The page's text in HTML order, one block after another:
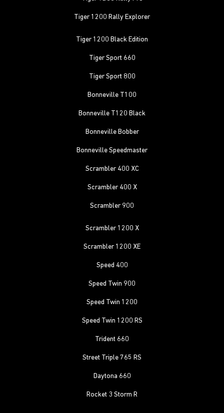
Tiger 1200 Rally Explorer
Tiger 1200 Black Edition
Tiger Sport 660
Tiger Sport 800
Bonneville T100
Bonneville T120 Black
Bonneville Bobber
Bonneville Speedmaster
Scrambler 400 XC
Scrambler 400 X
Scrambler 900
Scrambler 1200 X
Scrambler 1200 XE
Speed 400
Speed Twin 900
Speed Twin 1200
Speed Twin 1200 RS
Trident 660
Street Triple 765 RS
Daytona 660
Rocket 3 Storm R